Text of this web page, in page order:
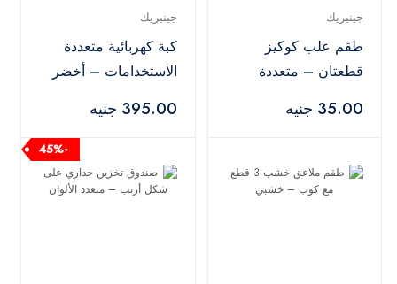
جينيريك
طقم علب كوكيز
قطعتان – متعددة
35.00 جنيه
جينيريك
كبة كهربائية متعددة
الاستخدامات – أخضر
395.00 جنيه
-45%